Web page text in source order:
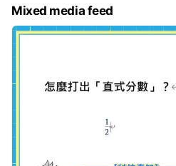
Mixed media feed